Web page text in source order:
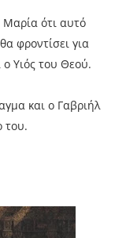
Μαρία ότι αυτό
φροντίσει για
ο Υιός του Θεού.
και ο Γαβριήλ
του.